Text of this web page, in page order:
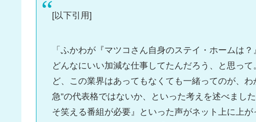
[以下引用]
「ふかわが『マツコさん自身のステイ・ホームは
どんなにいい加減な仕事してたんだろう、と思っ
ど、この業界はあってもなくても一緒ってのが、
急”の代表格ではないか、といった考えを述べまし
そ笑える番組が必要』といった声がネット上に上